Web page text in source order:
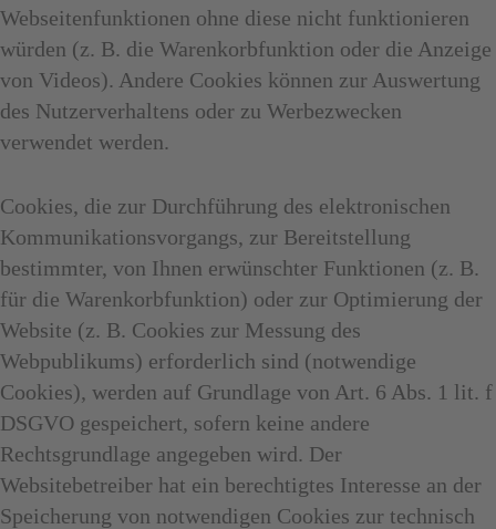
Webseitenfunktionen ohne diese nicht funktionieren
würden (z. B. die Warenkorbfunktion oder die Anzeige
von Videos). Andere Cookies können zur Auswertung
des Nutzerverhaltens oder zu Werbezwecken
verwendet werden.
Cookies, die zur Durchführung des elektronischen
Kommunikationsvorgangs, zur Bereitstellung
bestimmter, von Ihnen erwünschter Funktionen (z. B.
für die Warenkorbfunktion) oder zur Optimierung der
Website (z. B. Cookies zur Messung des
Webpublikums) erforderlich sind (notwendige
Cookies), werden auf Grundlage von Art. 6 Abs. 1 lit. f
DSGVO gespeichert, sofern keine andere
Rechtsgrundlage angegeben wird. Der
Websitebetreiber hat ein berechtigtes Interesse an der
Speicherung von notwendigen Cookies zur technisch